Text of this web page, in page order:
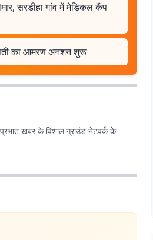
सरडीहा गांव में मेडिकल कैंप
का आमरण अनशन शुरू
खबर के विशाल ग्राउंड नेटवर्क के